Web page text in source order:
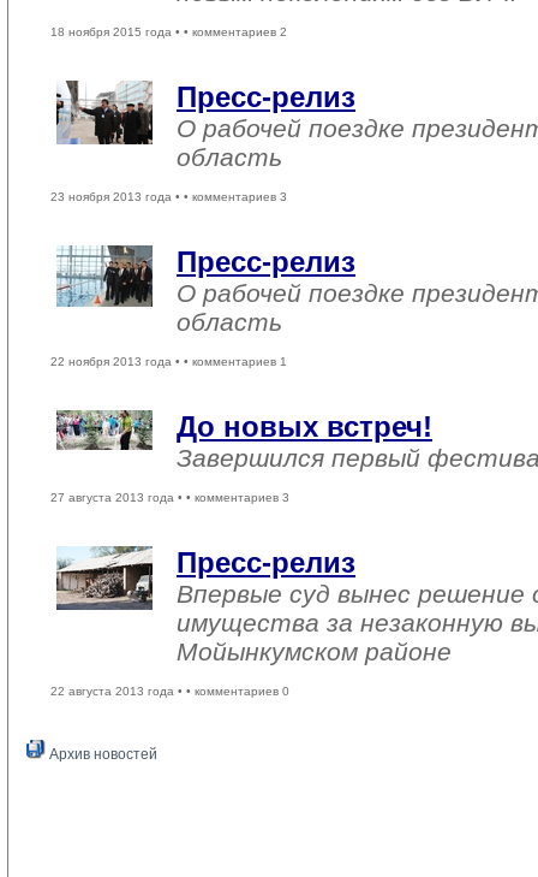
18 ноября 2015 года • • комментариев 2
Пресс-релиз
О рабочей поездке
область
23 ноября 2013 года • • комментариев 3
Пресс-релиз
О рабочей поездке
область
22 ноября 2013 года • • комментариев 1
До новых встреч!
Завершился первый
27 августа 2013 года • • комментариев 3
Пресс-релиз
Впервые суд вынес решение
имущества за незаконную
Мойынкумском районе
22 августа 2013 года • • комментариев 0
Архив новостей